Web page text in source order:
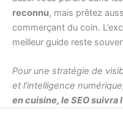
reconnu, mais prêtez
commerçant du coin.
meilleur guide reste
Pour une stratégie de
et l’intelligence
en cuisine, le SEO suivra